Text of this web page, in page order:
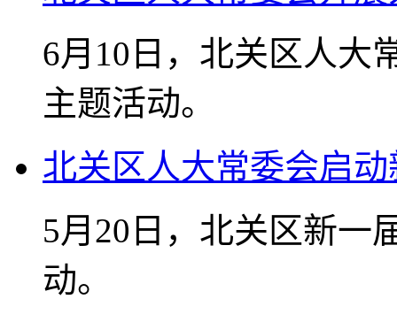
6月10日，北关区人大
主题活动。
北关区人大常委会启
5月20日，北关区新一
动。